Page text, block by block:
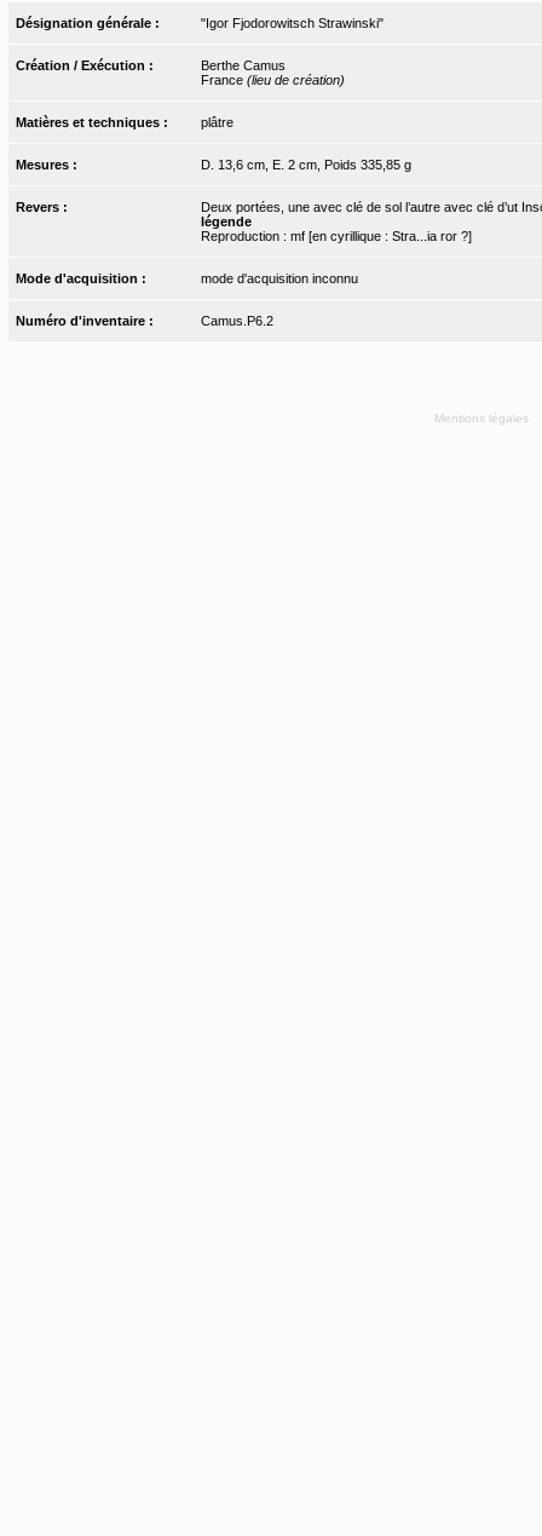
Désignation générale : "Igor Fjodorowitsch Strawinski"
Création / Exécution :
Berthe Camus
France (lieu de création)
Matières et techniques : plâtre
Mesures : D. 13,6 cm, E. 2 cm, Poids 335,85 g
Revers :
Deux portées, une avec clé de sol l’autre avec clé d’ut
légende
Reproduction : mf [en cyrillique : Stra...ia ror ?]
Mode d'acquisition : mode d'acquisition inconnu
Numéro d'inventaire : Camus.P6.2
Mentions légales